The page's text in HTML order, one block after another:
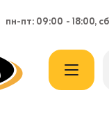
пн-пт: 09:00 - 18:00,